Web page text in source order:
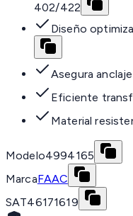
402/422
Diseño
Asegura
Eficiente
Material
Modelo4994165
MarcaFAAC
SAT46171619